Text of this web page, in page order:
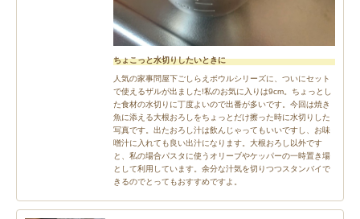
ちょこっと水切りしたいときに
人気の家事問屋下ごしらえボウルシリーズに、ついにセット
で使えるザルが出ました!私のお気に入りは9cm。ちょっとし
た食材の水切りに丁度よいので出番が多いです。今回は焼き
魚に添える大根おろしをちょっとだけ擦った時に水切りした
写真です。出たおろし汁は飲んじゃってもいいですし、お味
噌汁に入れても良い出汁になります。大根おろし以外です
と、私の場合パスタに使うオリーブやケッパーの一時置き場
として利用しています。余分な汁気を切りつつスタンバイで
きるのでとってもおすすめですよ。